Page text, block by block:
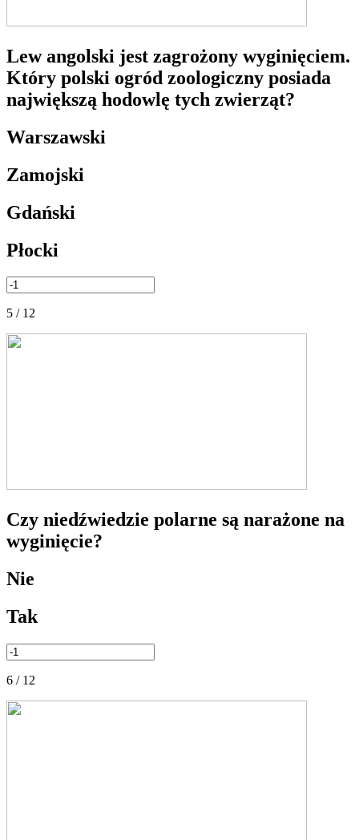
Lew angolski jest zagrożony wyginięciem.
Który polski ogród zoologiczny posiada
największą hodowlę tych zwierząt?
Warszawski
Zamojski
Gdański
Płocki
5 / 12
Czy niedźwiedzie polarne są narażone na
wyginięcie?
Nie
Tak
6 / 12